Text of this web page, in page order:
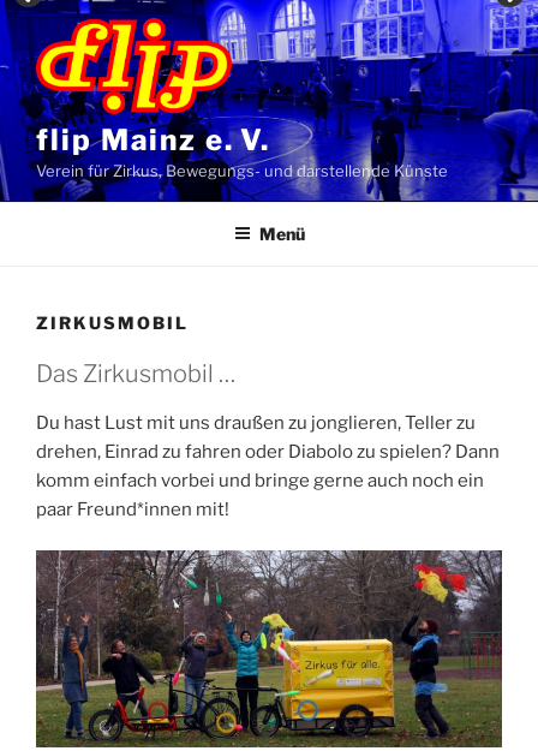
Zum
Inhalt
springen
flip Mainz e. V.
Verein für Zirkus, Bewegungs- und darstellende Künste
Menü
ZIRKUSMOBIL
Das Zirkusmobil …
Du hast Lust mit uns draußen zu jonglieren, Teller zu
drehen, Einrad zu fahren oder Diabolo zu spielen? Dann
komm einfach vorbei und bringe gerne auch noch ein
paar Freund*innen mit!